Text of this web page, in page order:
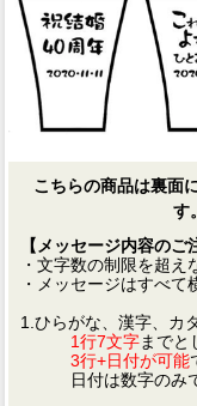
こちらの商品は裏面
す
【メッセージ内容のご
・文字数の制限を超え
・メッセージはすべて
1.ひらがな、漢字、カ
1行7文字までと
3行+日付が可能
日付は数字のみで